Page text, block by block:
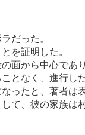
だった。
を証明した。
面から中心であ
となく、進行し
ったと、著者は
、彼の家族は